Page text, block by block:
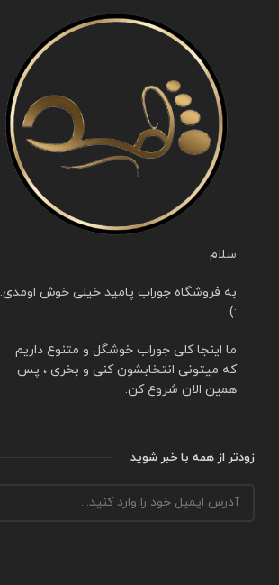
سلام
به فروشگاه جوراب پامید خیلی خوش اومدی.
:)
ما اینجا کلی جوراب خوشگل و متنوع داریم
که میتونی انتخابشون کنی و بخری ، پس
همین الان شروع کن.
زودتر از همه با خبر شوید